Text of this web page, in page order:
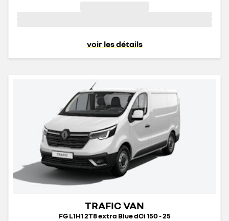
voir les détails
TRAFIC VAN
FG L1H1 2T8 extra Blue dCi 150 - 25